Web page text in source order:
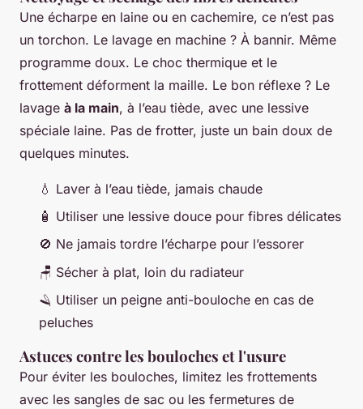
Une écharpe en laine ou en cachemire, ce n’est pas
un torchon. Le lavage en machine ? À bannir. Même
programme doux. Le choc thermique et le
frottement déforment la maille. Le bon réflexe ? Le
lavage à la main, à l’eau tiède, avec une lessive
spéciale laine. Pas de frotter, juste un bain doux de
quelques minutes.
💧 Laver à l’eau tiède, jamais chaude
🧴 Utiliser une lessive douce pour fibres délicates
🚫 Ne jamais tordre l’écharpe pour l’essorer
🪑 Sécher à plat, loin du radiateur
🪒 Utiliser un peigne anti-bouloche en cas de
peluches
Astuces contre les bouloches et l'usure
Pour éviter les bouloches, limitez les frottements
avec les sangles de sac ou les fermetures de